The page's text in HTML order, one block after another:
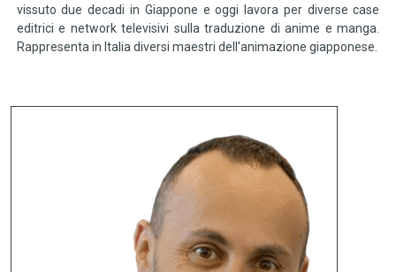
vissuto due decadi in Giappone e oggi lavora per diverse case
editrici e network televisivi sulla traduzione di anime e manga.
Rappresenta in Italia diversi maestri dell'animazione giapponese.